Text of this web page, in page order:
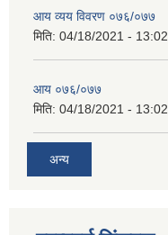
आय व्यय विवरण ०७६/०७७
मिति: 04/18/2021 - 13:02
आय ०७६/०७७
मिति: 04/18/2021 - 13:02
अन्य